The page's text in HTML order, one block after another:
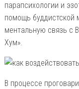
парапсихологии и
помощь буддистской
ментальную связь с
Хум».
В процессе